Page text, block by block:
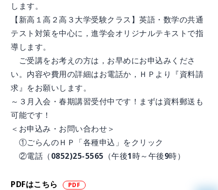
します。
【新高１高２高３大学受験クラス】英語・数学の共通
テスト対策を中心に，進学会オリジナルテキストで指
導します。
ご受講をお考えの方は，お早めにお申込みくださ
い。内容や費用の詳細はお電話か，ＨＰより『資料請
求』をお願いします。
～３月入会・春期講習受付中です！まずは資料郵送も
可能です！
＜お申込み・お問い合わせ＞
①ごらんのＨＰ「各種申込」をクリック
②電話（0852)25-5565（午後1時～午後9時）
PDFはこちら